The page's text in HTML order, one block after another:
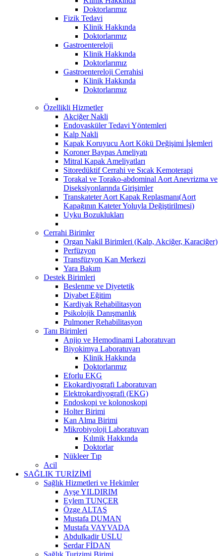
Doktorlarımız
Fizik Tedavi
Klinik Hakkında
Doktorlarımız
Gastroentereloji
Klinik Hakkında
Doktorlarımız
Gastroentereloji Cerrahisi
Klinik Hakkında
Doktorlarımız
Özellikli Hizmetler
Akciğer Nakli
Endovasküler Tedavi Yöntemleri
Kalp Nakli
Kapak Koruyucu Aort Kökü Değişimi İşlemleri
Koroner Baypas Ameliyatı
Mitral Kapak Ameliyatları
Sitoredüktif Cerrahi ve Sıcak Kemoterapi
Torakal ve Torako-abdominal Aort Anevrizma ve
Diseksiyonlarında Girişimler
Transkateter Aort Kapak Replasmanı(Aort
Kapağının Kateter Yoluyla Değiştirilmesi)
Uyku Bozuklukları
Cerrahi Birimler
Organ Nakil Birimleri (Kalp, Akciğer, Karaciğer)
Perfüzyon
Transfüzyon Kan Merkezi
Yara Bakım
Destek Birimleri
Beslenme ve Diyetetik
Diyabet Eğitim
Kardiyak Rehabilitasyon
Psikolojik Danışmanlık
Pulmoner Rehabilitasyon
Tanı Birimleri
Anjio ve Hemodinami Laboratuvarı
Biyokimya Laboratuvarı
Klinik Hakkında
Doktorlarımız
Eforlu EKG
Ekokardiyografi Laboratuvarı
Elektrokardiyografi (EKG)
Endoskopi ve kolonoskopi
Holter Birimi
Kan Alma Birimi
Mikrobiyoloji Laboratuvarı
Kılınik Hakkında
Doktorlar
Nükleer Tıp
Acil
SAĞLIK TURİZİMİ
Sağlık Hizmetleri ve Hekimler
Ayşe YILDIRIM
Eylem TUNÇER
Özge ALTAŞ
Mustafa DUMAN
Mustafa VAYVADA
Abdulkadir USLU
Serdar FİDAN
Sağlık Turizimi Birimi